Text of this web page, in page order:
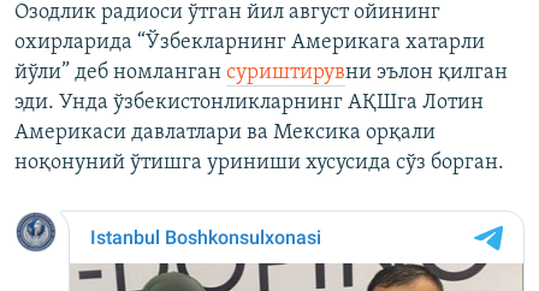
Озодлик радиоси ўтган йил август ойининг
охирларида “Ўзбекларнинг Америкага хатарли
йўли” деб номланган суриштирувни эълон қилган
эди. Унда ўзбекистонликларнинг АҚШга Лотин
Америкаси давлатлари ва Мексика орқали
ноқонуний ўтишга уриниши хусусида сўз борган.